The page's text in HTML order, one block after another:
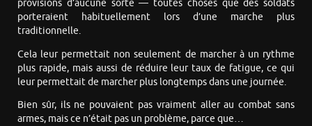
provisions d’aucune sorte — toutes choses que des soldats
porteraient habituellement lors d’une marche plus
traditionnelle.
Cela leur permettait non seulement de marcher à un rythme
plus rapide, mais aussi de réduire leur taux de fatigue, ce qui
leur permettait de marcher plus longtemps dans une journée.
Bien sûr, ils ne pouvaient pas vraiment aller au combat sans
armes, mais ce n’était pas un problème, parce que…